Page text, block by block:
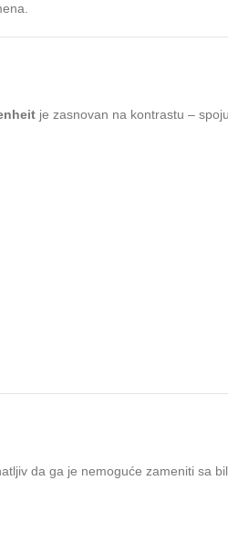
je zasnovan na kontrastu –
da ga je nemoguće zameniti sa